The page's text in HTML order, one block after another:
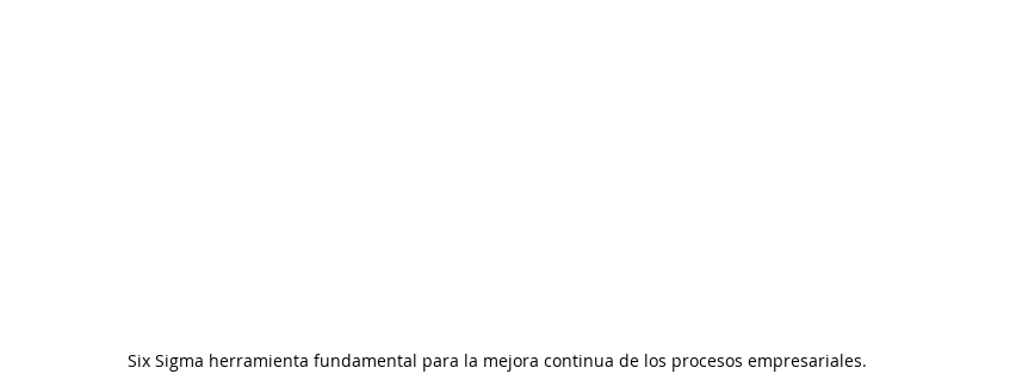
Six Sigma herramienta fundamental para la mejora continua de los procesos empresariales.